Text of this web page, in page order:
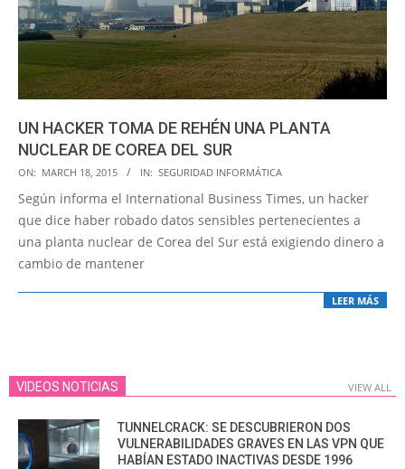
UN HACKER TOMA DE REHÉN UNA PLANTA
NUCLEAR DE COREA DEL SUR
2015-
03-
ON: MARCH 18, 2015 IN: SEGURIDAD INFORMÁTICA
Según informa el International Business Times, un hacker
que dice haber robado datos sensibles pertenecientes a
una planta nuclear de Corea del Sur está exigiendo dinero a
cambio de mantener
LEER MÁS
VIDEOS NOTICIAS VIEW ALL
TUNNELCRACK: SE DESCUBRIERON DOS
VULNERABILIDADES GRAVES EN LAS VPN QUE
HABÍAN ESTADO INACTIVAS DESDE 1996